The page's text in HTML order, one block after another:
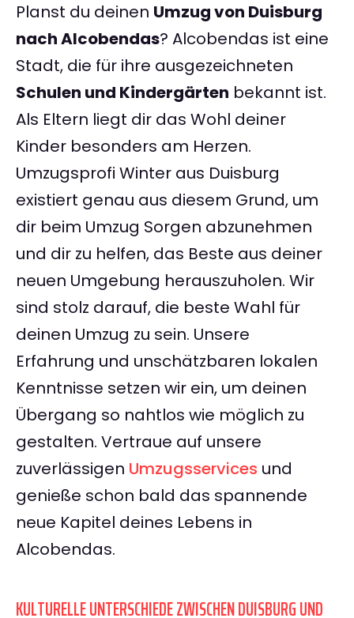
Planst du deinen Umzug von Duisburg
nach Alcobendas? Alcobendas ist eine
Stadt, die für ihre ausgezeichneten
Schulen und Kindergärten bekannt ist.
Als Eltern liegt dir das Wohl deiner
Kinder besonders am Herzen.
Umzugsprofi Winter aus Duisburg
existiert genau aus diesem Grund, um
dir beim Umzug Sorgen abzunehmen
und dir zu helfen, das Beste aus deiner
neuen Umgebung herauszuholen. Wir
sind stolz darauf, die beste Wahl für
deinen Umzug zu sein. Unsere
Erfahrung und unschätzbaren lokalen
Kenntnisse setzen wir ein, um deinen
Übergang so nahtlos wie möglich zu
gestalten. Vertraue auf unsere
zuverlässigen Umzugsservices und
genieße schon bald das spannende
neue Kapitel deines Lebens in
Alcobendas.
KULTURELLE UNTERSCHIEDE ZWISCHEN DUISBURG UND